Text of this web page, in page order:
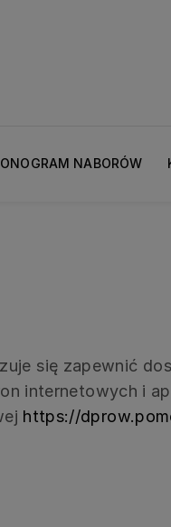
NABORÓW
się zapewnić
internetowych i
https://